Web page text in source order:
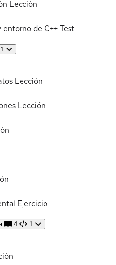
Lección
entorno de C++Test
1
Lección
Lección
Ejercicio
4 1